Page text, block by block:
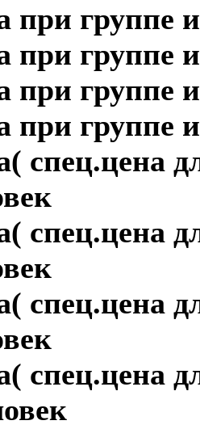
при группе
при группе
при группе
при группе
спец.цена
спец.цена
спец.цена
спец.цена